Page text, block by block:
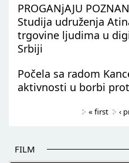
PROGANjAJU
Studija udruženja
trgovine ljudima u
Srbiji
Počela sa radom
aktivnosti u borbi
« first ‹
FILM